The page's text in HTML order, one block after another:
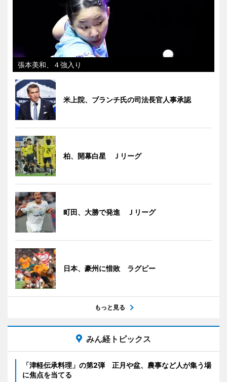
張本美和、４強入り
米上院、ブランチ氏の司法長官人事承認
柏、開幕白星 Ｊリーグ
町田、大勝で発進 Ｊリーグ
日本、豪州に惜敗 ラグビー
もっと見る
みん経トピックス
「津軽伝承料理」の第2弾 正月や盆、農事など人が集う場
に焦点を当てる